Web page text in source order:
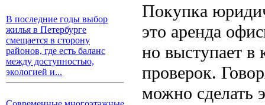
В последние годы выбор
жилья в Петербурге
смещается в сторону
районов, где есть баланс
между доступностью,
экологией и...
Покупка
это аренда
но выступает в
проверок.
можно сделать